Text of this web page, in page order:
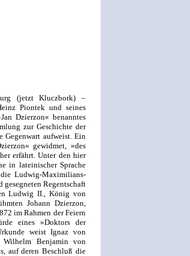
(jetzt Kluczbork) –
Piontek und seines
Dzierzon« benanntes
zur Geschichte der
Gegenwart aufweist. Ein
gewidmet, »des
erfährt. Unter den hier
in lateinischer Sprache
Ludwig-Maximilians-
Regentschaft
Ludwig II., König von
Johann Dzierzon,
im Rahmen der Feiern
eines »Doktors der
weist Ignaz von
Benjamin von
auf deren Beschluß die